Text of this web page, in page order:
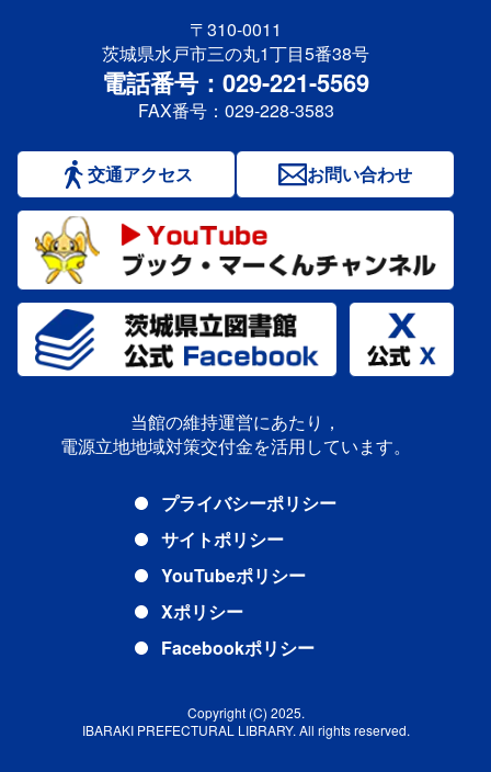
〒310-0011
茨城県水戸市三の丸1丁目5番38号
電話番号：029-221-5569
FAX番号：029-228-3583
交通アクセス お問い合わせ
当館の維持運営にあたり，
電源立地地域対策交付金を活用しています。
プライバシーポリシー
サイトポリシー
YouTubeポリシー
Xポリシー
Facebookポリシー
Copyright (C) 2025.
IBARAKI PREFECTURAL LIBRARY. All rights reserved.